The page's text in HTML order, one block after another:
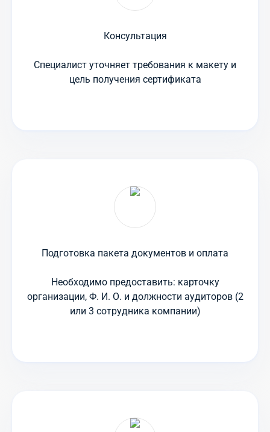
Консультация
Специалист уточняет требования к макету и
цель получения сертификата
Подготовка пакета документов и оплата
Необходимо предоставить: карточку
организации, Ф. И. О. и должности аудиторов (2
или 3 сотрудника компании)